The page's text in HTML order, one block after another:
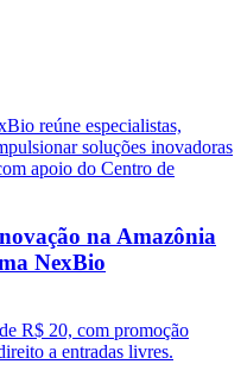
na Amazônia
NexBio